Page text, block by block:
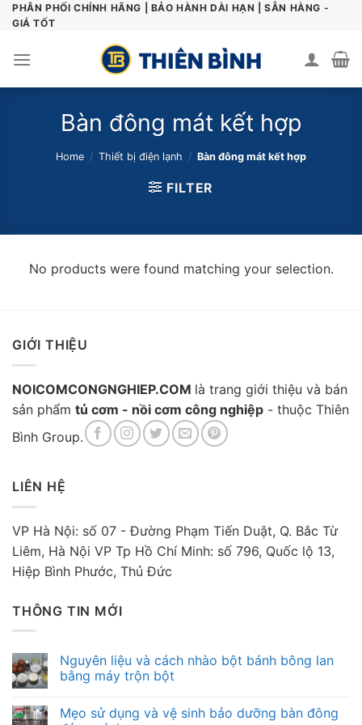
SkipPHÂN PHỐI CHÍNH HÃNG | BẢO HÀNH DÀI HẠN | SẴN HÀNG -
GIÁ TỐT
Bàn đông mát kết hợp
Home / Thiết bị điện lạnh / Bàn đông mát kết hợp
FILTER
No products were found matching your selection.
GIỚI THIỆU
NOICOMCONGNGHIEP.COM là trang giới thiệu và bán
sản phẩm tủ cơm - nồi cơm công nghiệp - thuộc Thiên
Bình Group.
LIÊN HỆ
VP Hà Nội: số 07 - Đường Phạm Tiến Duật, Q. Bắc Từ
Liêm, Hà Nội VP Tp Hồ Chí Minh: số 796, Quốc lộ 13,
Hiệp Bình Phước, Thủ Đức
THÔNG TIN MỚI
Nguyên liệu và cách nhào bột bánh bông lan
bằng máy trộn bột
Mẹo sử dụng và vệ sinh bảo dưỡng bàn đông